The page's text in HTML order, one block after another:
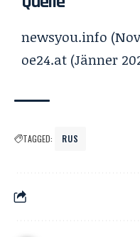
newsyou.info
oe24.at (Jänner
TAGGED: RUS